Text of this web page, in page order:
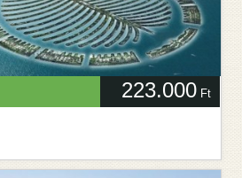
223.000 Ft